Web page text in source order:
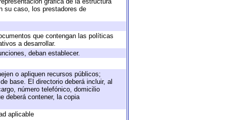
su caso, los prestadores de
que contengan las políticas
a desarrollar.
deban establecer.
o apliquen recursos públicos;
base. El directorio deberá incluir, al
número telefónico, domicilio
deberá contener, la copia
aplicable